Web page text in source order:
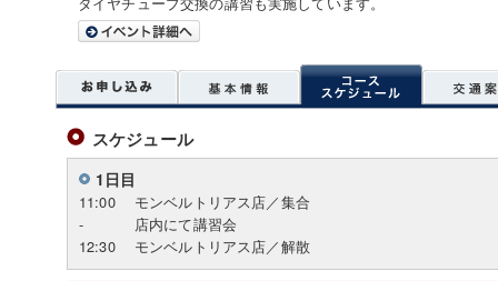
スケジュール
1日目
11:00
モンベルトリアス店／集合
-
店内にて講習会
12:30
モンベルトリアス店／解散